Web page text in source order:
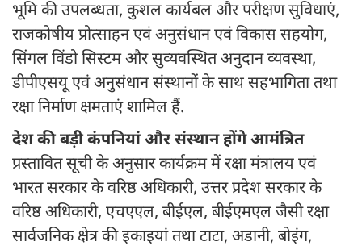
भूमि की उपलब्धता, कुशल कार्यबल और परीक्षण सुविधाएं,
राजकोषीय प्रोत्साहन एवं अनुसंधान एवं विकास सहयोग,
सिंगल विंडो सिस्टम और सुव्यवस्थित अनुदान व्यवस्था,
डीपीएसयू एवं अनुसंधान संस्थानों के साथ सहभागिता तथा
रक्षा निर्माण क्षमताएं शामिल हैं.
देश की बड़ी कंपनियां और संस्थान होंगे आमंत्रित
प्रस्तावित सूची के अनुसार कार्यक्रम में रक्षा मंत्रालय एवं
भारत सरकार के वरिष्ठ अधिकारी, उत्तर प्रदेश सरकार के
वरिष्ठ अधिकारी, एचएएल, बीईएल, बीईएमएल जैसी रक्षा
सार्वजनिक क्षेत्र की इकाइयां तथा टाटा, अडानी, बोइंग,